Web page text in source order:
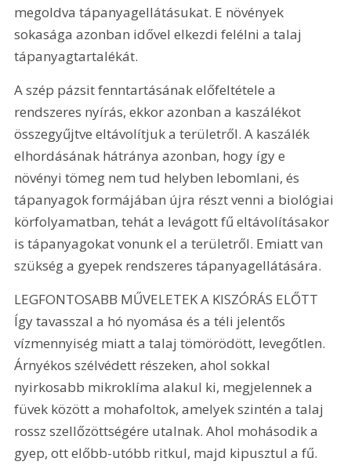
megoldva tápanyagellátásukat. E növények
sokasága azonban idővel elkezdi felélni a talaj
tápanyagtartalékát.
A szép pázsit fenntartásának előfeltétele a
rendszeres nyírás, ekkor azonban a kaszálékot
összegyűjtve eltávolítjuk a területről. A kaszálék
elhordásának hátránya azonban, hogy így e
növényi tömeg nem tud helyben lebomlani, és
tápanyagok formájában újra részt venni a biológiai
körfolyamatban, tehát a levágott fű eltávolításakor
is tápanyagokat vonunk el a területről. Emiatt van
szükség a gyepek rendszeres tápanyagellátására.
LEGFONTOSABB MŰVELETEK A KISZÓRÁS ELŐTT
Így tavasszal a hó nyomása és a téli jelentős
vízmennyiség miatt a talaj tömörödött, levegőtlen.
Árnyékos szélvédett részeken, ahol sokkal
nyirkosabb mikroklíma alakul ki, megjelennek a
füvek között a mohafoltok, amelyek szintén a talaj
rossz szellőzöttségére utalnak. Ahol mohásodik a
gyep, ott előbb-utóbb ritkul, majd kipusztul a fű.